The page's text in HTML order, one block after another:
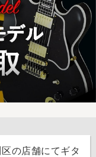
の店舗にてギタ